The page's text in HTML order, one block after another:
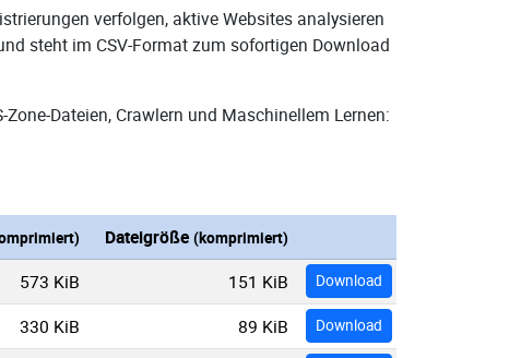
verfolgen, aktive Websites analysieren
steht im CSV-Format zum sofortigen Download
Dateien, Crawlern und Maschinellem Lernen:
Dateigröße (komprimiert)
573 KiB 151 KiB Download
330 KiB 89 KiB Download